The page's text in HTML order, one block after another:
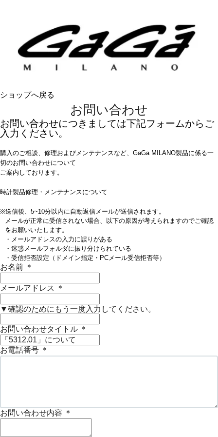
ショップへ戻る
お問い合わせ
お問い合わせにつきましては下記フォームからご
入力ください。
購入のご相談、修理およびメンテナンスなど、GaGa MILANO製品に係る一
切のお問い合わせについて
ご案内しております。
時計製品修理・メンテナンスについて
※送信後、5~10分以内に自動返信メールが送信されます。
メールが正常に受信されない場合、以下の原因が考えられますのでご確認
をお願いいたします。
・メールアドレスの入力に誤りがある
・迷惑メールフォルダに振り分けられている
・受信拒否設定（ドメイン指定・PCメール受信拒否等）
お名前 ＊
メールアドレス ＊
▼確認のためにもう一度入力してください。
お問い合わせタイトル ＊
お電話番号 ＊
お問い合わせ内容 ＊